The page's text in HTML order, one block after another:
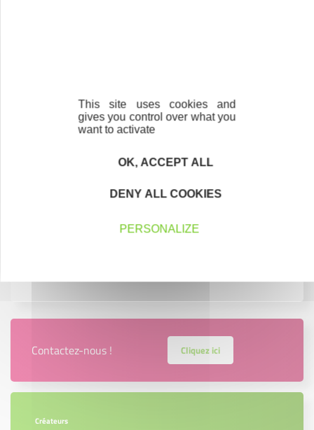
Je découvre
L'association
Nos missions et valeurs
Chiffres clés 2025
Contactez-nous ! Cliquez ici
Créateurs
This site uses cookies and
gives you control over what you
want to activate
OK, ACCEPT ALL
DENY ALL COOKIES
PERSONALIZE